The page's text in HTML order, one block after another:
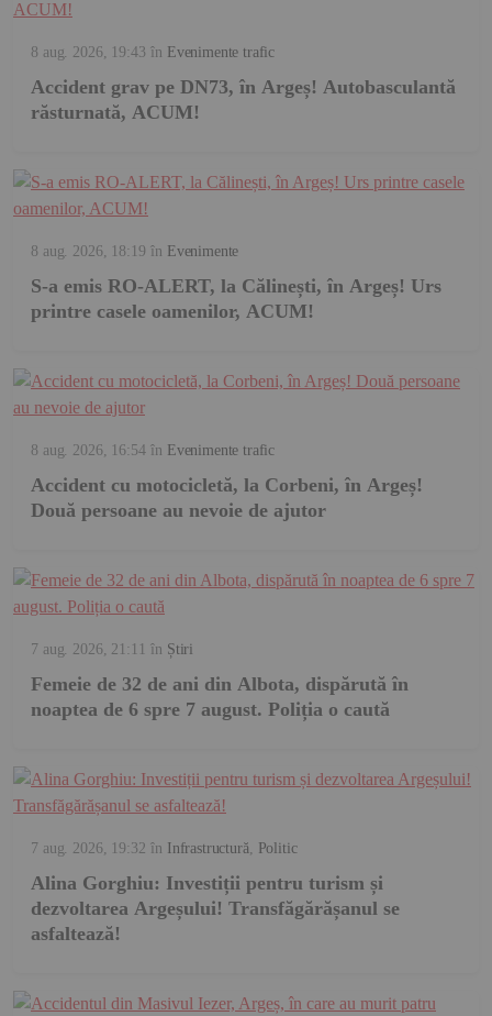
8 aug. 2026, 19:43 în Evenimente trafic
Accident grav pe DN73, în Argeș! Autobasculantă
răsturnată, ACUM!
8 aug. 2026, 18:19 în Evenimente
S-a emis RO-ALERT, la Călinești, în Argeș! Urs
printre casele oamenilor, ACUM!
8 aug. 2026, 16:54în Evenimente trafic
Accident cu motocicletă, la Corbeni, în Argeș!
Două persoane au nevoie de ajutor
7 aug. 2026, 21:11 în Știri
Femeie de 32 de ani din Albota, dispărută în
noaptea de 6 spre 7 august. Poliția o caută
7 aug. 2026, 19:32 în Infrastructură Politic
Alina Gorghiu: Investiții pentru turism și
dezvoltarea Argeșului! Transfăgărășanul se
asfaltează!